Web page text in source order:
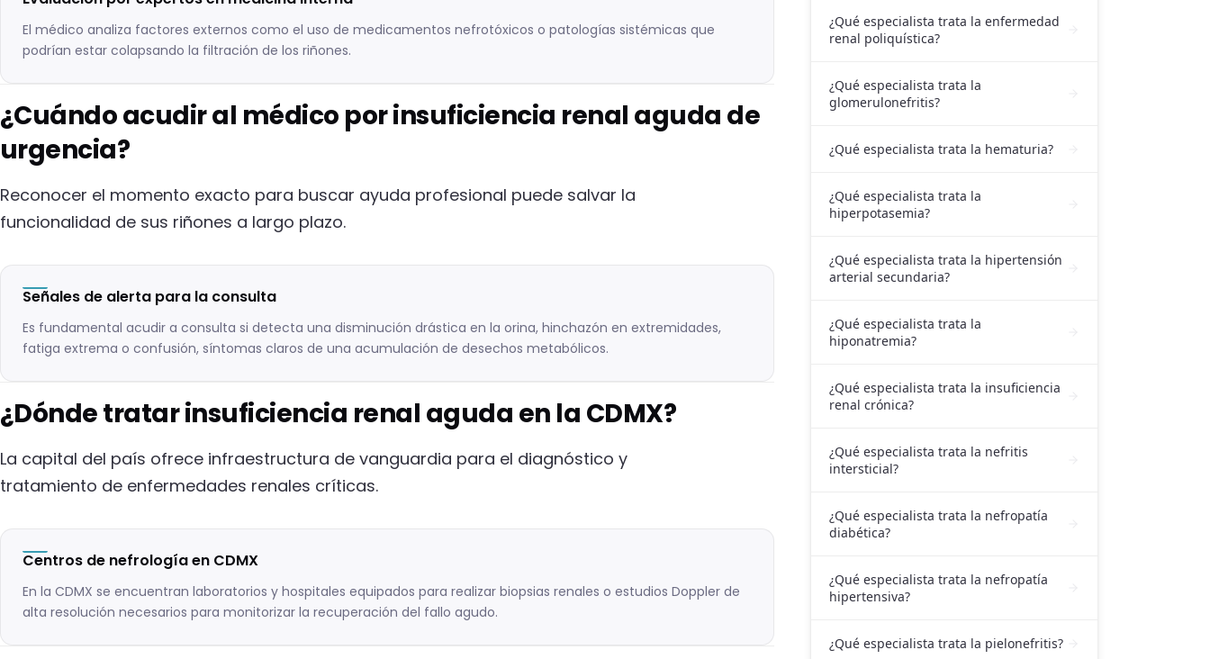
El médico analiza factores externos como el uso de medicamentos nefrotóxicos o patologías sistémicas que
podrían estar colapsando la filtración de los riñones.
¿Cuándo acudir al médico por insuficiencia renal aguda de
urgencia?
Reconocer el momento exacto para buscar ayuda profesional puede salvar la
funcionalidad de sus riñones a largo plazo.
Señales de alerta para la consulta
Es fundamental acudir a consulta si detecta una disminución drástica en la orina, hinchazón en extremidades,
fatiga extrema o confusión, síntomas claros de una acumulación de desechos metabólicos.
¿Dónde tratar insuficiencia renal aguda en la CDMX?
La capital del país ofrece infraestructura de vanguardia para el diagnóstico y
tratamiento de enfermedades renales críticas.
Centros de nefrología en CDMX
En la CDMX se encuentran laboratorios y hospitales equipados para realizar biopsias renales o estudios Doppler de
alta resolución necesarios para monitorizar la recuperación del fallo agudo.
¿Qué especialista trata la enfermedad
renal poliquística?
¿Qué especialista trata la
glomerulonefritis?
¿Qué especialista trata la hematuria?
¿Qué especialista trata la
hiperpotasemia?
¿Qué especialista trata la hipertensión
arterial secundaria?
¿Qué especialista trata la
hiponatremia?
¿Qué especialista trata la insuficiencia
renal crónica?
¿Qué especialista trata la nefritis
intersticial?
¿Qué especialista trata la nefropatía
diabética?
¿Qué especialista trata la nefropatía
hipertensiva?
¿Qué especialista trata la pielonefritis?